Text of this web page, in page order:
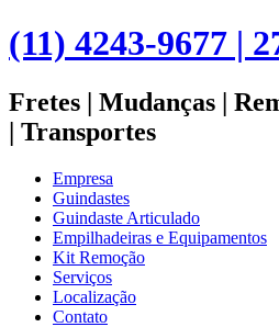
(11) 4243-9677 |
Fretes | Mudanças |
| Transportes
Empresa
Guindastes
Guindaste Articulado
Empilhadeiras e Equipamentos
Kit Remoção
Serviços
Localização
Contato